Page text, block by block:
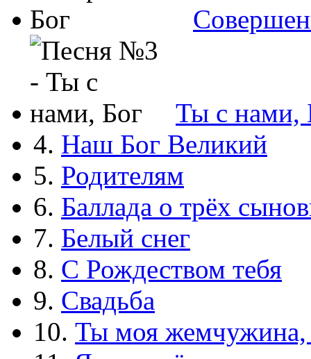
Ты с нами,
4. Наш Бог Великий
5. Родителям
6. Баллада о трёх
7. Белый снег
8. С Рождеством тебя
9. Свадьба
10. Ты моя жемчужина,